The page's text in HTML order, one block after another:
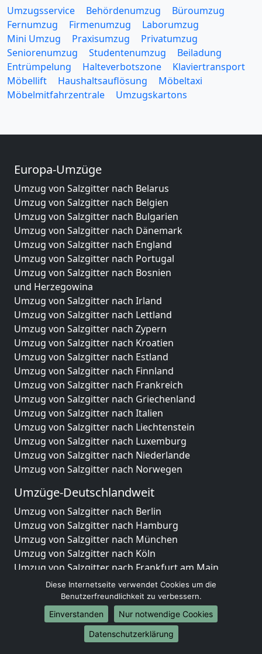
Umzugsservice Behördenumzug
Büroumzug
Fernumzug
Firmenumzug
Laborumzug
Mini Umzug
Praxisumzug
Privatumzug
Seniorenumzug
Studentenumzug
Beiladung
Entrümpelung
Halteverbotszone
Klaviertransport
Möbellift
Haushaltsauflösung
Möbeltaxi
Möbelmitfahrzentrale
Umzugskartons
Europa-Umzüge
Umzug von Salzgitter nach Belarus
Umzug von Salzgitter nach Belgien
Umzug von Salzgitter nach Bulgarien
Umzug von Salzgitter nach Dänemark
Umzug von Salzgitter nach England
Umzug von Salzgitter nach Portugal
Umzug von Salzgitter nach Bosnien
und Herzegowina
Umzug von Salzgitter nach Irland
Umzug von Salzgitter nach Lettland
Umzug von Salzgitter nach Zypern
Umzug von Salzgitter nach Kroatien
Umzug von Salzgitter nach Estland
Umzug von Salzgitter nach Finnland
Umzug von Salzgitter nach Frankreich
Umzug von Salzgitter nach Griechenland
Umzug von Salzgitter nach Italien
Umzug von Salzgitter nach Liechtenstein
Umzug von Salzgitter nach Luxemburg
Umzug von Salzgitter nach Niederlande
Umzug von Salzgitter nach Norwegen
Umzüge-Deutschlandweit
Umzug von Salzgitter nach Berlin
Umzug von Salzgitter nach Hamburg
Umzug von Salzgitter nach München
Umzug von Salzgitter nach Köln
Umzug von Salzgitter nach Frankfurt am Main
Umzug von Salzgitter nach Stuttgart
Umzug von Salzgitter nach Düsseldorf
Umzug von Salzgitter nach Leipzig
Umzug von Salzgitter nach Dortmund
Umzug von Salzgitter nach Essen
Diese Internetseite verwendet Cookies um die
Benutzerfreundlichkeit zu verbessern.
Einverstanden
Nur notwendige Cookies
Datenschutzerklärung